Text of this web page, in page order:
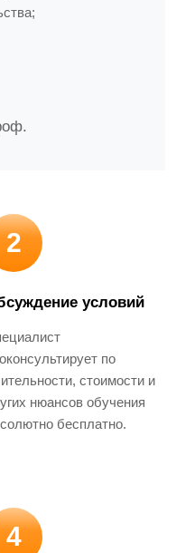
2
условий
по
стоимости и
нюансов обучения
бесплатно.
4